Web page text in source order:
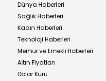
Dünya Haberleri
Sağlık Haberleri
Kadın Haberleri
Teknoloji Haberleri
Memur ve Emekli Haberleri
Altın Fiyatları
Dolar Kuru